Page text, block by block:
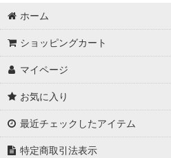
ホーム
ショッピングカート
マイページ
お気に入り
最近チェックしたアイテム
特定商取引法表示